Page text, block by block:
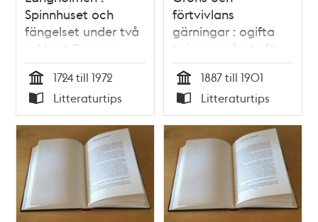
Spinnhuset och
fängelset under två
sekler / Gunnar
Rudstedt
Tid
1724 till 1972
Typ
Litteraturtips
förtvivlans
gärningar : ogifta
kvinnors vånda för
havandeskaps och
barnsbörds skull :
Stockholm 1887-1901
/ Svante Jakobsson
& Sten W. Jakobsson
Tid
1887 till 1901
Typ
Litteraturtips